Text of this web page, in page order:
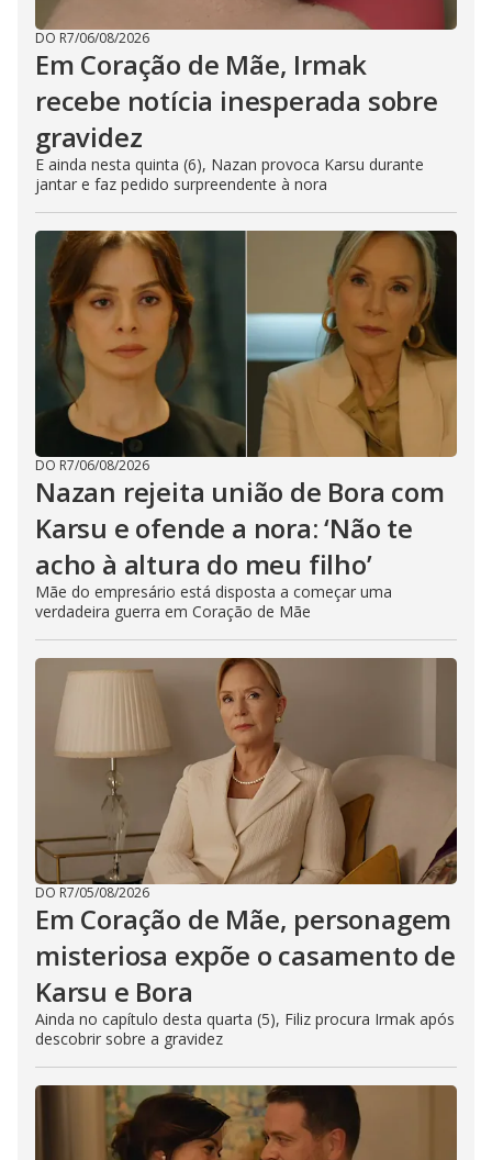
DO R7/06/08/2026
Em Coração de Mãe, Irmak
recebe notícia inesperada sobre
gravidez
E ainda nesta quinta (6), Nazan provoca Karsu durante
jantar e faz pedido surpreendente à nora
DO R7/06/08/2026
Nazan rejeita união de Bora com
Karsu e ofende a nora: ‘Não te
acho à altura do meu filho’
Mãe do empresário está disposta a começar uma
verdadeira guerra em Coração de Mãe
DO R7/05/08/2026
Em Coração de Mãe, personagem
misteriosa expõe o casamento de
Karsu e Bora
Ainda no capítulo desta quarta (5), Filiz procura Irmak após
descobrir sobre a gravidez